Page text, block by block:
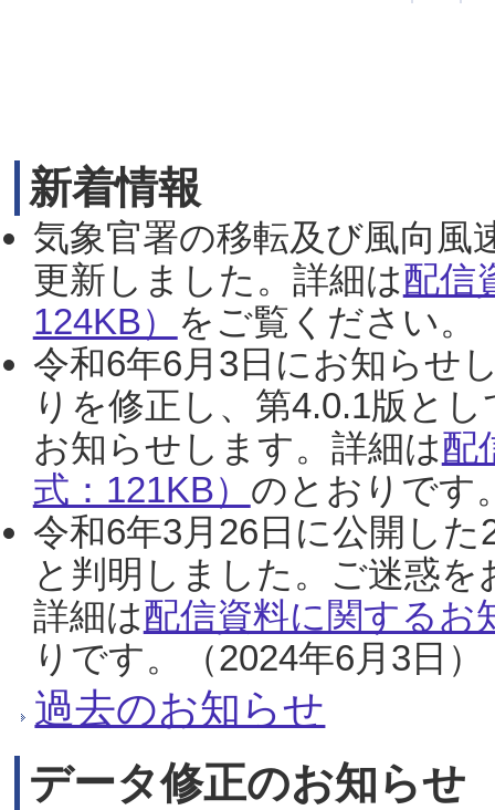
新着情報
気象官署の移転及び風向風
更新しました。詳細は配信
124KB） をご覧ください。
令和6年6月3日にお知らせ
りを修正し、第4.0.1版と
お知らせします。詳細は配
式：121KB） のとおりです
令和6年3月26日に公開し
と判明しました。ご迷惑
詳細は配信資料に関するお
りです。（2024年6月3日）
過去のお知らせ
データ修正のお知らせ